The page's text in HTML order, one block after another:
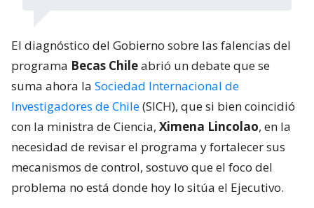
El diagnóstico del Gobierno sobre las falencias del
programa Becas Chileabrió un debate que se
suma ahora la Sociedad Internacional de
Investigadores de Chile(SICH), que si bien coincidió
con la ministra de Ciencia, Ximena Lincolao, en la
necesidad de revisar el programa y fortalecer sus
mecanismos de control, sostuvo que el foco del
problema no está donde hoy lo sitúa el Ejecutivo.